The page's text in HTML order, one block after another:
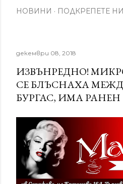
НОВИНИ ПОДКРЕПЕТЕ
декември 08, 2018
ИЗВЪНРЕДНО!
СЕ БЛЪСНАХА
БУРГАС, ИМА РАНЕН